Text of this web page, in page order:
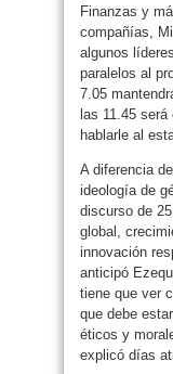
Finanzas y
compañías,
algunos
paralelos al
7.05
las 11.45
hablarle al
A diferencia
ideología de
discurso de
global,
innovación
anticipó
tiene que ver
que debe
éticos y
explicó días